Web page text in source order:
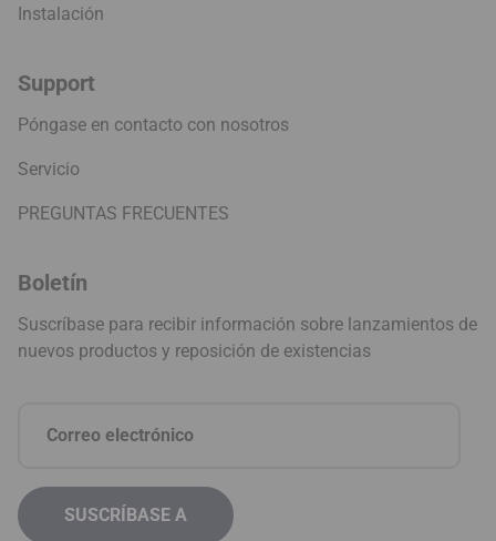
Instalación
Support
Póngase en contacto con nosotros
Servicio
PREGUNTAS FRECUENTES
Boletín
Suscríbase para recibir información sobre lanzamientos de
nuevos productos y reposición de existencias